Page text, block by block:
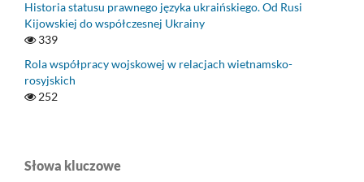
Historia statusu prawnego języka ukraińskiego. Od Rusi
Kijowskiej do współczesnej Ukrainy
339
Rola współpracy wojskowej w relacjach wietnamsko-
rosyjskich
252
Słowa kluczowe